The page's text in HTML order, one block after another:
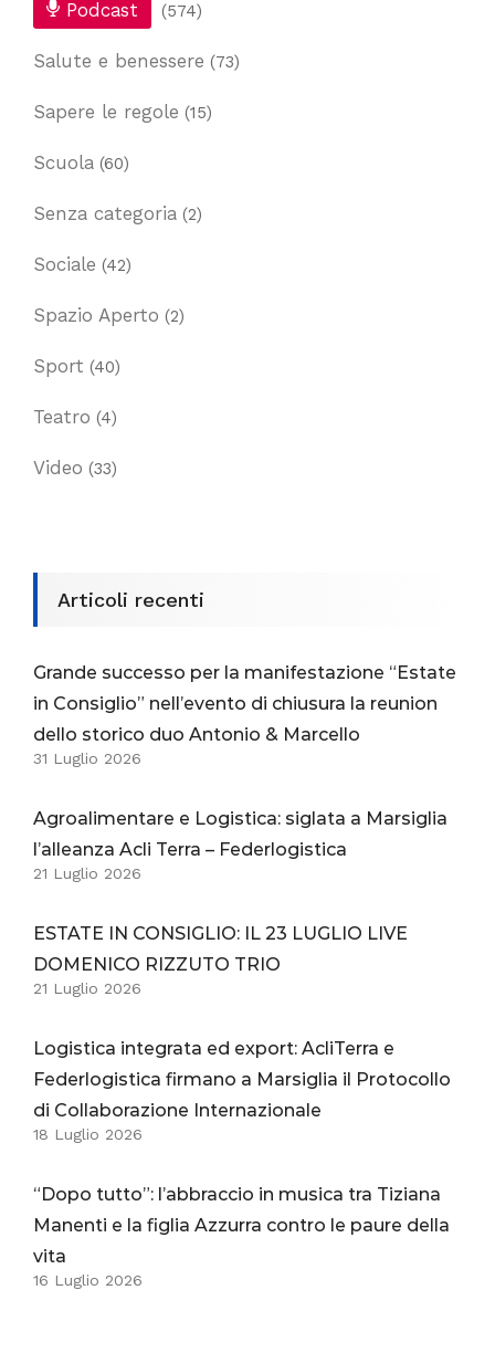
Podcast (574)
Salute e benessere (73)
Sapere le regole (15)
Scuola (60)
Senza categoria (2)
Sociale (42)
Spazio Aperto (2)
Sport (40)
Teatro (4)
Video (33)
Articoli recenti
Grande successo per la manifestazione “Estate
in Consiglio” nell’evento di chiusura la reunion
dello storico duo Antonio & Marcello
31 Luglio 2026
Agroalimentare e Logistica: siglata a Marsiglia
l’alleanza Acli Terra – Federlogistica
21 Luglio 2026
ESTATE IN CONSIGLIO: IL 23 LUGLIO LIVE
DOMENICO RIZZUTO TRIO
21 Luglio 2026
Logistica integrata ed export: AcliTerra e
Federlogistica firmano a Marsiglia il Protocollo
di Collaborazione Internazionale
18 Luglio 2026
“Dopo tutto”: l’abbraccio in musica tra Tiziana
Manenti e la figlia Azzurra contro le paure della
vita
16 Luglio 2026